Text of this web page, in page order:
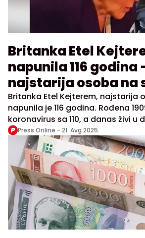
Britanka Etel
napunila 116 godina
najstarija osoba na
Britanka Etel Kejterem, najstarija
napunila je 116 godina. Rođena
koronavirus sa 110, a danas živi u
Press Online - 21. Avg 2025.